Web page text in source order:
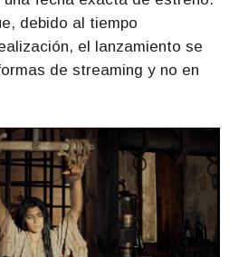
debido al tiempo
el lanzamiento se
de streaming y no en